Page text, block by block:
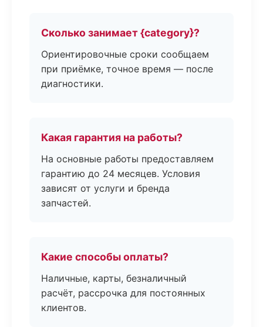
Сколько занимает {category}?
Ориентировочные сроки сообщаем
при приёмке, точное время — после
диагностики.
Какая гарантия на работы?
На основные работы предоставляем
гарантию до 24 месяцев. Условия
зависят от услуги и бренда
запчастей.
Какие способы оплаты?
Наличные, карты, безналичный
расчёт, рассрочка для постоянных
клиентов.